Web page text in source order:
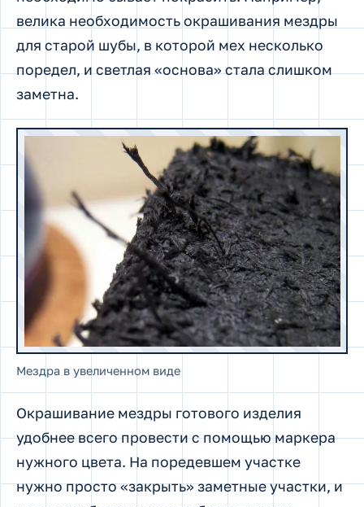
велика необходимость окрашивания мездры
для старой шубы, в которой мех несколько
поредел, и светлая «основа» стала слишком
заметна.
Мездра в увеличенном виде
Окрашивание мездры готового изделия
удобнее всего провести с помощью маркера
нужного цвета. На поредевшем участке
нужно просто «закрыть» заметные участки, и